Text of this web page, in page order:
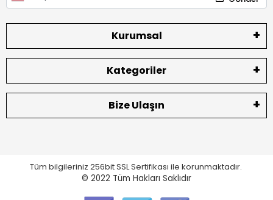
Kurumsal
Kategoriler
Bize Ulaşın
Tüm bilgileriniz 256bit SSL Sertifikası ile korunmaktadır.
© 2022 Tüm Hakları Saklıdır